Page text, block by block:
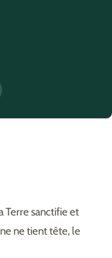
Terre sanctifie et
ne tient tête, le